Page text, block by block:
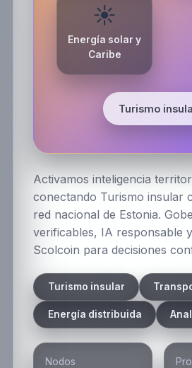
☀️
Energía solar y
Caribe
Turismo
Activamos inteligencia
conectando Turismo insular
red nacional de Estonia.
verificables, IA responsable
Scolcoin para decisiones
Turismo insular
Energía distribuida
Nodos